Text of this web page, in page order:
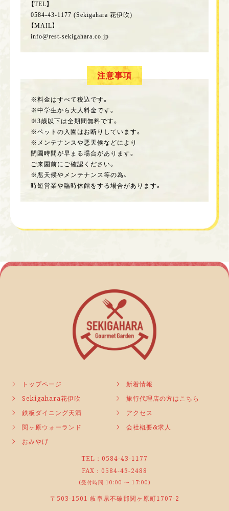
【TEL】
0584-43-1177 (Sekigahara 花伊吹)
【MAIL】
info@rest-sekigahara.co.jp
注意事項
※料金はすべて税込です。
※中学生から大人料金です。
※3歳以下は全期間無料です。
※ペットの入園はお断りしています。
※メンテナンスや悪天候などにより
閉園時間が早まる場合があります。
ご来園前にご確認ください。
※悪天候やメンテナンス等の為、
時短営業や臨時休館をする場合があります。
トップページ
Sekigahara花伊吹
鉄板ダイニング天満
関ヶ原ウォーランド
おみやげ
新着情報
旅行代理店の方はこちら
アクセス
会社概要&求人
TEL：0584-43-1177
FAX：0584-43-2488
(受付時間 10:00 〜 17:00)
〒503-1501 岐阜県不破郡関ヶ原町1707-2